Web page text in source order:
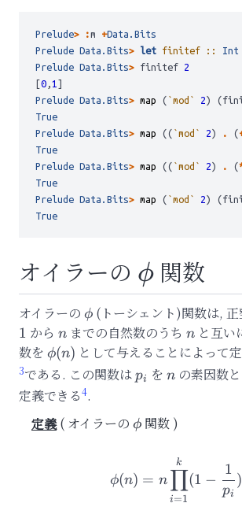
Prelude> :m +Data.Bits
Prelude Data.Bits> let finitef :: Int
Prelude Data.Bits> finitef 2
[0 1 ]
Prelude Data.Bits> map ( `mod` 2)
True
Prelude Data.Bits> map (( `mod` 2) . (
True
Prelude Data.Bits> map (( `mod` 2) . (
True
Prelude Data.Bits> map ( `mod` 2)
True
オイラーの \phi
ϕ 関数
オイラーの \phi
ϕ (トーシェント)関数は,
1 から n
n までの自然数のうち n
n と互い
数を \phi(n)
ϕ(n) として与えることによって
3である. この関数はp_i
pi を n
n の素因数
定義できる4.
オイラーの \
i
ϕ 関数
ϕ(n) = n
i=1
∏
k
(1 −
pi
1
)